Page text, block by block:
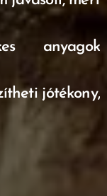
anyagok
jótékony,